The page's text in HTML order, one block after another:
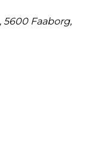
5600 Faaborg,